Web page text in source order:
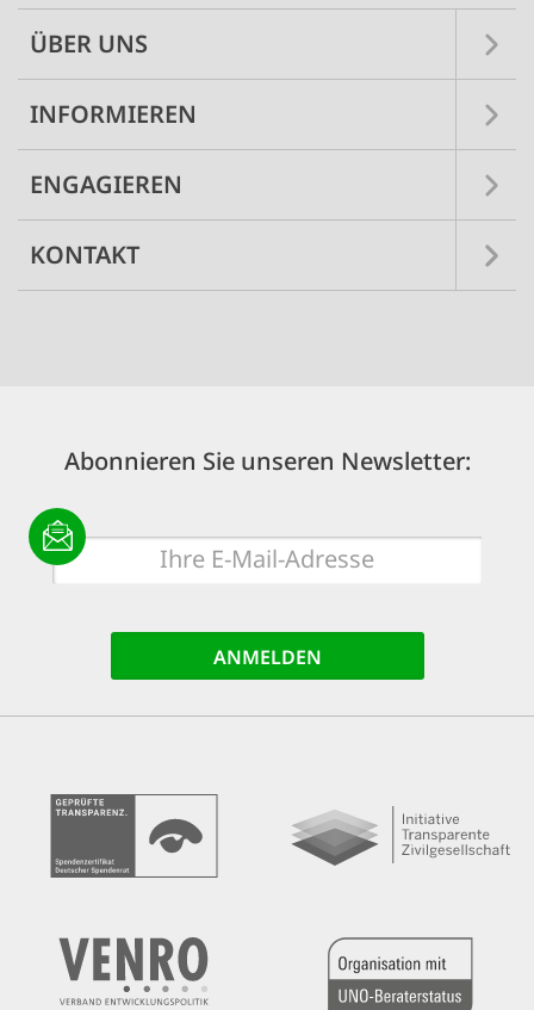
ÜBER UNS
INFORMIEREN
ENGAGIEREN
KONTAKT
Abonnieren Sie unseren Newsletter:
E-
Mail